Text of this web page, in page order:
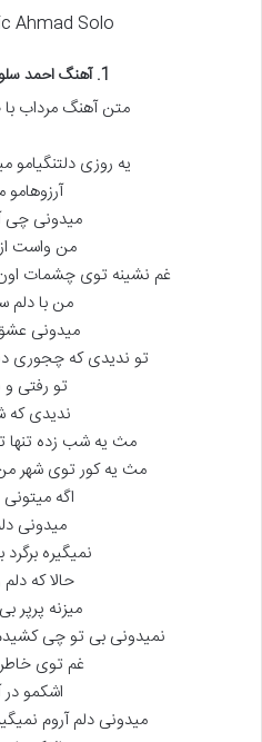
Ahmad Solo
1. آهنگ احمد سلو به نام مرداب
متن آهنگ مرداب
یه روزی دلتنگیامو
میدونی چی
من واست از
غم نشینه توی چشمات
من با دلم
میدونی
تو ندیدی که چجوری
تو رفتی
ندیدی
مث یه شب زده تنها
مث یه کور توی شهر
اگه میتونی
میدونی
نمیگیره
حالا که
میزنه پرپر
نمیدونی بی تو چی
غم توی
اشکمو در
میدونی دلم آروم